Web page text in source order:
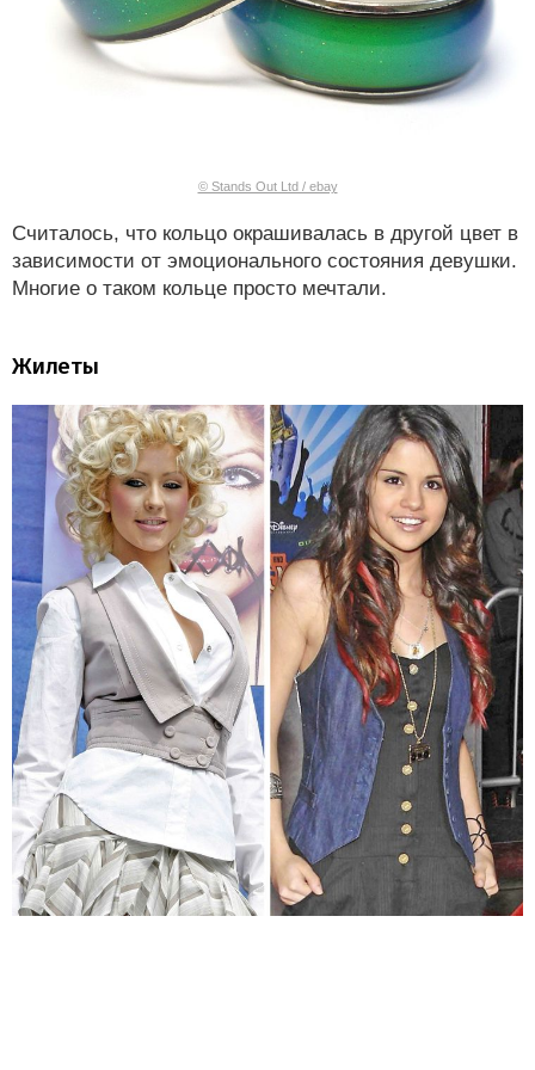
© Stands Out Ltd / ebay
Считалось, что кольцо окрашивалась в другой цвет в
зависимости от эмоционального состояния девушки.
Многие о таком кольце просто мечтали.
Жилеты